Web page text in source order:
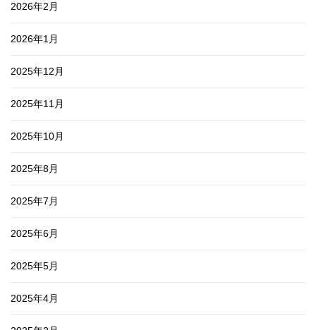
2026年2月
2026年1月
2025年12月
2025年11月
2025年10月
2025年8月
2025年7月
2025年6月
2025年5月
2025年4月